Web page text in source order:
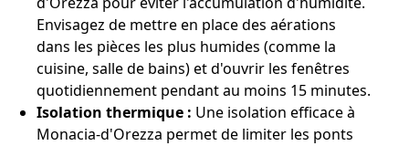
Envisagez de mettre en place des aérations
dans les pièces les plus humides (comme la
cuisine, salle de bains) et d'ouvrir les fenêtres
quotidiennement pendant au moins 15 minutes.
Isolation thermique : Une isolation efficace à
Monacia-d'Orezza permet de limiter les ponts